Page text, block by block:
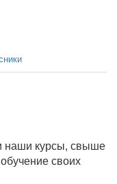
наши курсы, свыше
своих